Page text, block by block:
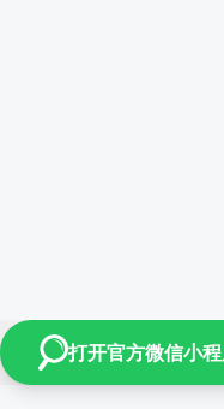
打开官方微信小